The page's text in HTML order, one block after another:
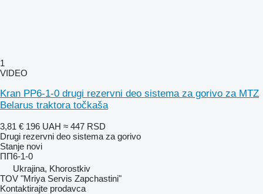
1
VIDEO
Kran PP6-1-0 drugi rezervni deo sistema za gorivo za MTZ
Belarus traktora točkaša
3,81 € 196 UAH ≈ 447 RSD
Drugi rezervni deo sistema za gorivo
Stanje novi
ПП6-1-0
Ukrajina, Khorostkiv
TOV "Mriya Servis Zapchastini"
Kontaktirajte prodavca